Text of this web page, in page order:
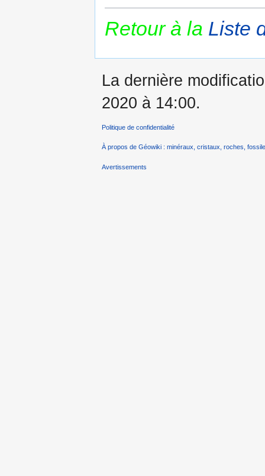
Retour à la Liste
La dernière
2020 à 14:00.
Politique de confidentialité
À propos de Géowiki : minéraux, cristaux, roches,
Avertissements